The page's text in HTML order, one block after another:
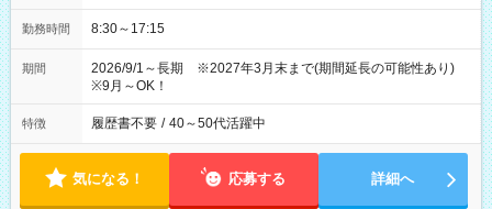
勤務時間 8:30～17:15
期間
2026/9/1～長期 ※2027年3月末まで(期間延長の可能性あり)
※9月～OK！
特徴 履歴書不要 / 40～50代活躍中
気になる！ 応募する 詳細へ